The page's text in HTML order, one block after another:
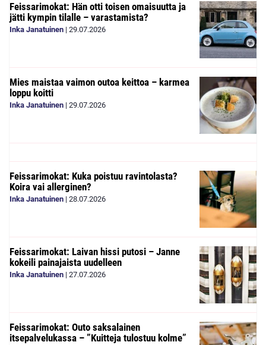
Feissarimokat: Hän otti toisen omaisuutta ja
jätti kympin tilalle – varastamista?
Inka Janatuinen | 29.07.2026
Mies maistaa vaimon outoa keittoa – karmea
loppu koitti
Inka Janatuinen | 29.07.2026
Feissarimokat: Kuka poistuu ravintolasta?
Koira vai allerginen?
Inka Janatuinen | 28.07.2026
Feissarimokat: Laivan hissi putosi – Janne
kokeili painajaista uudelleen
Inka Janatuinen | 27.07.2026
Feissarimokat: Outo saksalainen
itsepalvelukassa – ”Kuitteja tulostuu kolme”